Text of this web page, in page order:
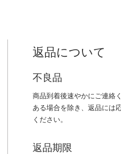
返品について
不良品
商品到着後速やかにご連絡
ある場合を除き、返品には
ください。
返品期限